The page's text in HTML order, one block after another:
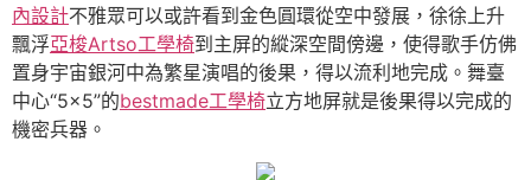
內設計不雅眾可以或許看到金色圓環從空中發展，徐徐上升
飄浮亞梭Artso工學椅到主屏的縱深空間傍邊，使得歌手仿佛
置身宇宙銀河中為繁星演唱的後果，得以流利地完成。舞臺
中心“5×5”的bestmade工學椅立方地屏就是後果得以完成的
機密兵器。